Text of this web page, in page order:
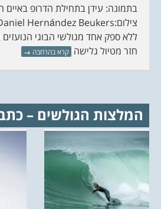
ללא ספק אחד מגולשי הבוגי
חזר מטיול גלישה קרא בהרחבה →
המלצות הגולשים –